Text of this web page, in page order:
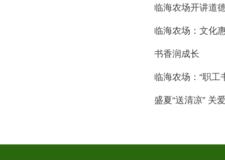
临海农场开讲道
临海农场：文化
书香润成长
临海农场：“职工
盛夏“送清凉” 关